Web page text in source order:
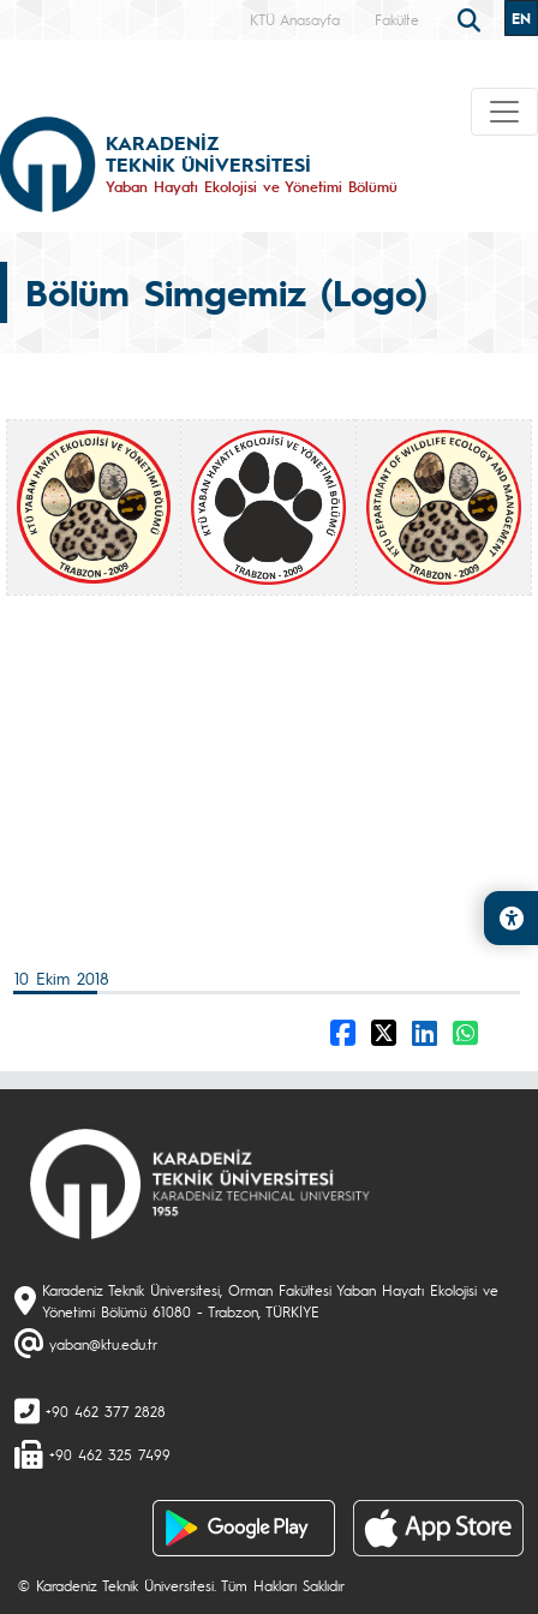
KTÜ Anasayfa Fakülte EN
KARADENİZ
TEKNİK ÜNİVERSİTESİ
Yaban Hayatı Ekolojisi ve Yönetimi Bölümü
Bölüm Simgemiz (Logo)
10 Ekim 2018
Karadeniz Teknik Üniversitesi, Orman Fakültesi Yaban Hayatı Ekolojisi ve
Yönetimi Bölümü 61080 - Trabzon, TÜRKİYE
yaban@ktu.edu.tr
+90 462 377 2828
+90 462 325 7499
© Karadeniz Teknik Üniversitesi. Tüm Hakları Saklıdır